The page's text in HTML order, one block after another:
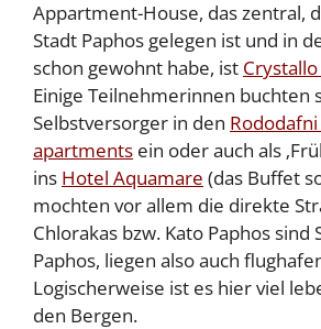
Appartment-House, das zentral,
Stadt Paphos gelegen ist und in
schon gewohnt habe, ist
Einige Teilnehmerinnen buchten
Selbstversorger in den
apartments ein oder auch als
ins Hotel Aquamare (das Buffet
mochten vor allem die direkte
Chlorakas bzw. Kato Paphos sind
Paphos, liegen also auch
Logischerweise ist es hier viel
den Bergen.